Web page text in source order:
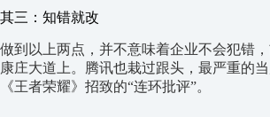
其三：知错就改
做到以上两点，并不意味着企业不会犯错
康庄大道上。腾讯也栽过跟头，最严重的
《王者荣耀》招致的“连环批评”。